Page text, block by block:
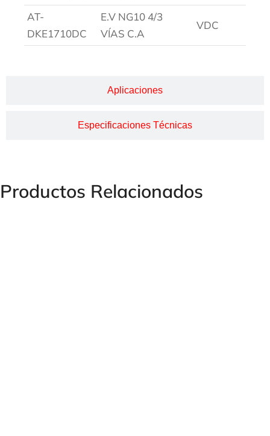
Aplicaciones
Especificaciones Técnicas
AT-
DKE1710DC
E.V NG10 4/3
VÍAS C.A
VDC
Productos Relacionados